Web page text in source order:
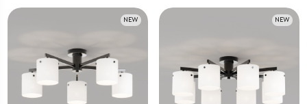
NEW NEW